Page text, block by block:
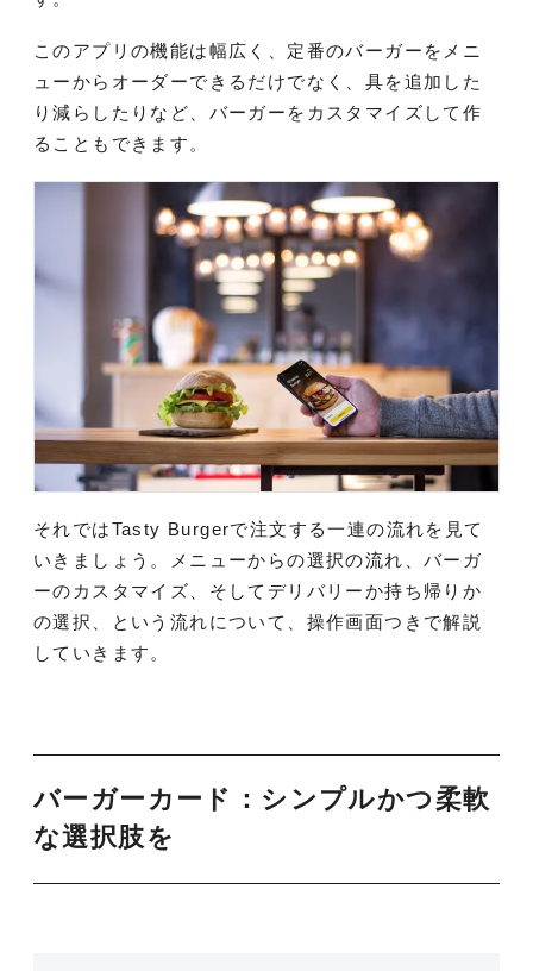
このアプリの機能は幅広く、定番のバーガーをメニ
ューからオーダーできるだけでなく、具を追加した
り減らしたりなど、バーガーをカスタマイズして作
ることもできます。
それではTasty Burgerで注文する一連の流れを見て
いきましょう。メニューからの選択の流れ、バーガ
ーのカスタマイズ、そしてデリバリーか持ち帰りか
の選択、という流れについて、操作画面つきで解説
していきます。
バーガーカード：シンプルかつ柔軟
な選択肢を